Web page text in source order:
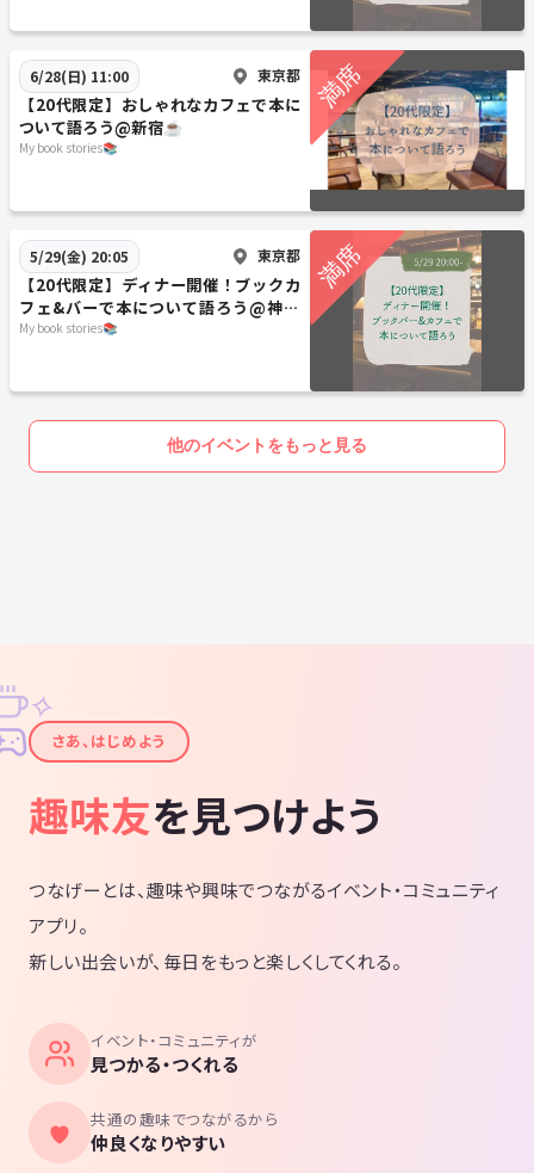
6/28(日) 11:00 東京都
【20代限定】おしゃれなカフェで本に
ついて語ろう@新宿☕️
My book stories📚
5/29(金) 20:05 東京都
【20代限定】ディナー開催！ブックカ
フェ&バーで本について語ろう@神保
町☕️
My book stories📚
他のイベントをもっと見る
✦
✧
さあ、はじめよう
趣味友を見つけよう
つなげーとは、趣味や興味でつながるイベント・コミュニティ
アプリ。
新しい出会いが、毎日をもっと楽しくしてくれる。
イベント・コミュニティが
見つかる・つくれる
共通の趣味でつながるから
仲良くなりやすい